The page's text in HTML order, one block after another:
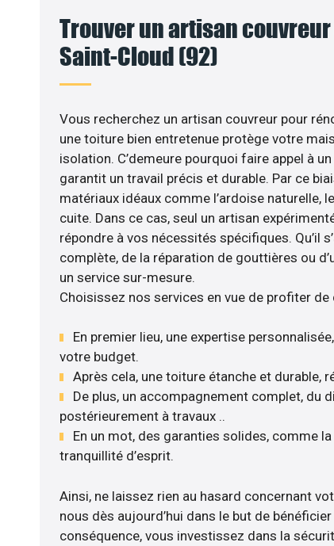
Trouver un artisan
Saint-Cloud (92)
Vous recherchez un artisan couvreur pour
une toiture bien entretenue protège votre
isolation. C’demeure pourquoi faire appel à
garantit un travail précis et durable. Par ce
matériaux idéaux comme l’ardoise naturelle,
cuite. Dans ce cas, seul un artisan
répondre à vos nécessités spécifiques. Qu’il
complète, de la réparation de gouttières ou
un service sur-mesure.
Choisissez nos services en vue de profiter de
En premier lieu, une expertise
votre budget.
Après cela, une toiture étanche et durable,
De plus, un accompagnement complet, du
postérieurement à travaux ..
En un mot, des garanties solides, comme
tranquillité d’esprit.
Ainsi, ne laissez rien au hasard concernant
nous dès aujourd’hui dans le but de bénéficier
conséquence, vous investissez dans la